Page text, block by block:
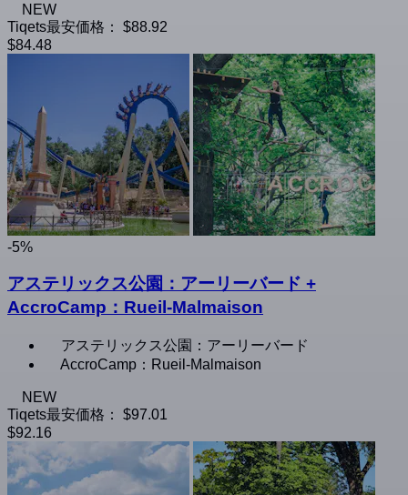
NEW
Tiqets最安価格：
$88.92
$84.48
-5%
アステリックス公園：アーリーバード +
AccroCamp：Rueil-Malmaison
アステリックス公園：アーリーバード
AccroCamp：Rueil-Malmaison
NEW
Tiqets最安価格：
$97.01
$92.16